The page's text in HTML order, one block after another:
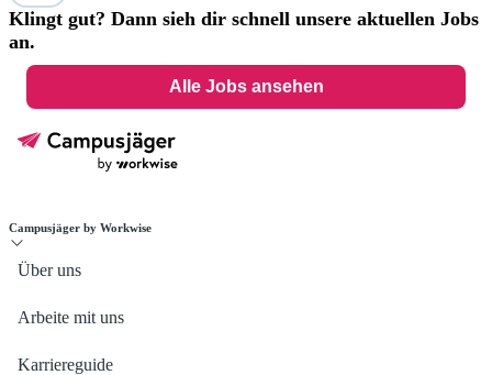
Klingt gut? Dann sieh dir schnell unsere aktuellen Jobs
an.
Alle Jobs ansehen
Campusjäger by Workwise
Über uns
Arbeite mit uns
Karriereguide